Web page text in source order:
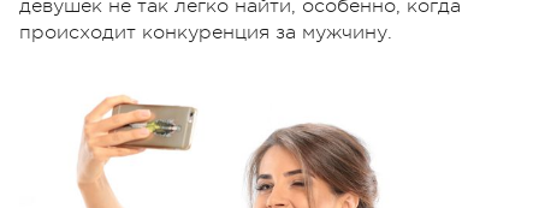
девушек не так легко найти, особенно, когда
происходит конкуренция за мужчину.